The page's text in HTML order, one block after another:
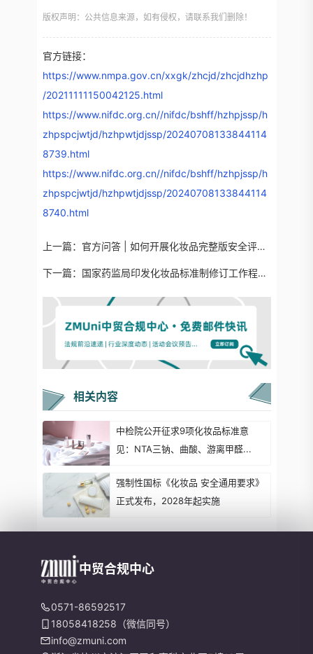
版权声明：公共信息来源，如有侵权，请联系我们删除！
官方链接：
https://www.nmpa.gov.cn/xxgk/zhcjd/zhcjdhzhp
/20211111150042125.html
https://www.nifdc.org.cn//nifdc/bshff/hzhpjssp/h
zhpspcjwtjd/hzhpwtjdjssp/20240708133844114
8739.html
https://www.nifdc.org.cn//nifdc/bshff/hzhpjssp/h
zhpspcjwtjd/hzhpwtjdjssp/20240708133844114
8740.html
上一篇： 官方问答 | 如何开展化妆品完整版安全评估？
下一篇： 国家药监局印发化妆品标准制修订工作程序规定（试行）
相关内容
中检院公开征求9项化妆品标准意
见：NTA三钠、曲酸、游离甲醛...
强制性国标《化妆品 安全通用要求》
正式发布，2028年起实施
中贸合规中心
0571-86592517
18058418258（微信同号）
info@zmuni.com